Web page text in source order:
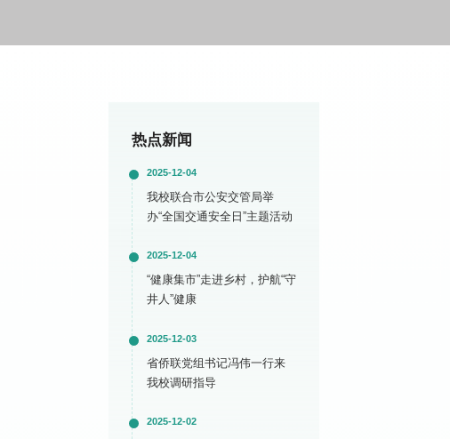
热点新闻
2025-12-04
我校联合市公安交管局举
办“全国交通安全日”主题活动
2025-12-04
“健康集市”走进乡村，护航“守
井人”健康
2025-12-03
省侨联党组书记冯伟一行来
我校调研指导
2025-12-02